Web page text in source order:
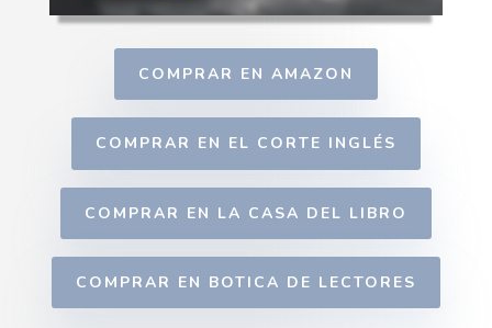
COMPRAR EN AMAZON
COMPRAR EN EL CORTE INGLÉS
COMPRAR EN LA CASA DEL LIBRO
COMPRAR EN BOTICA DE LECTORES